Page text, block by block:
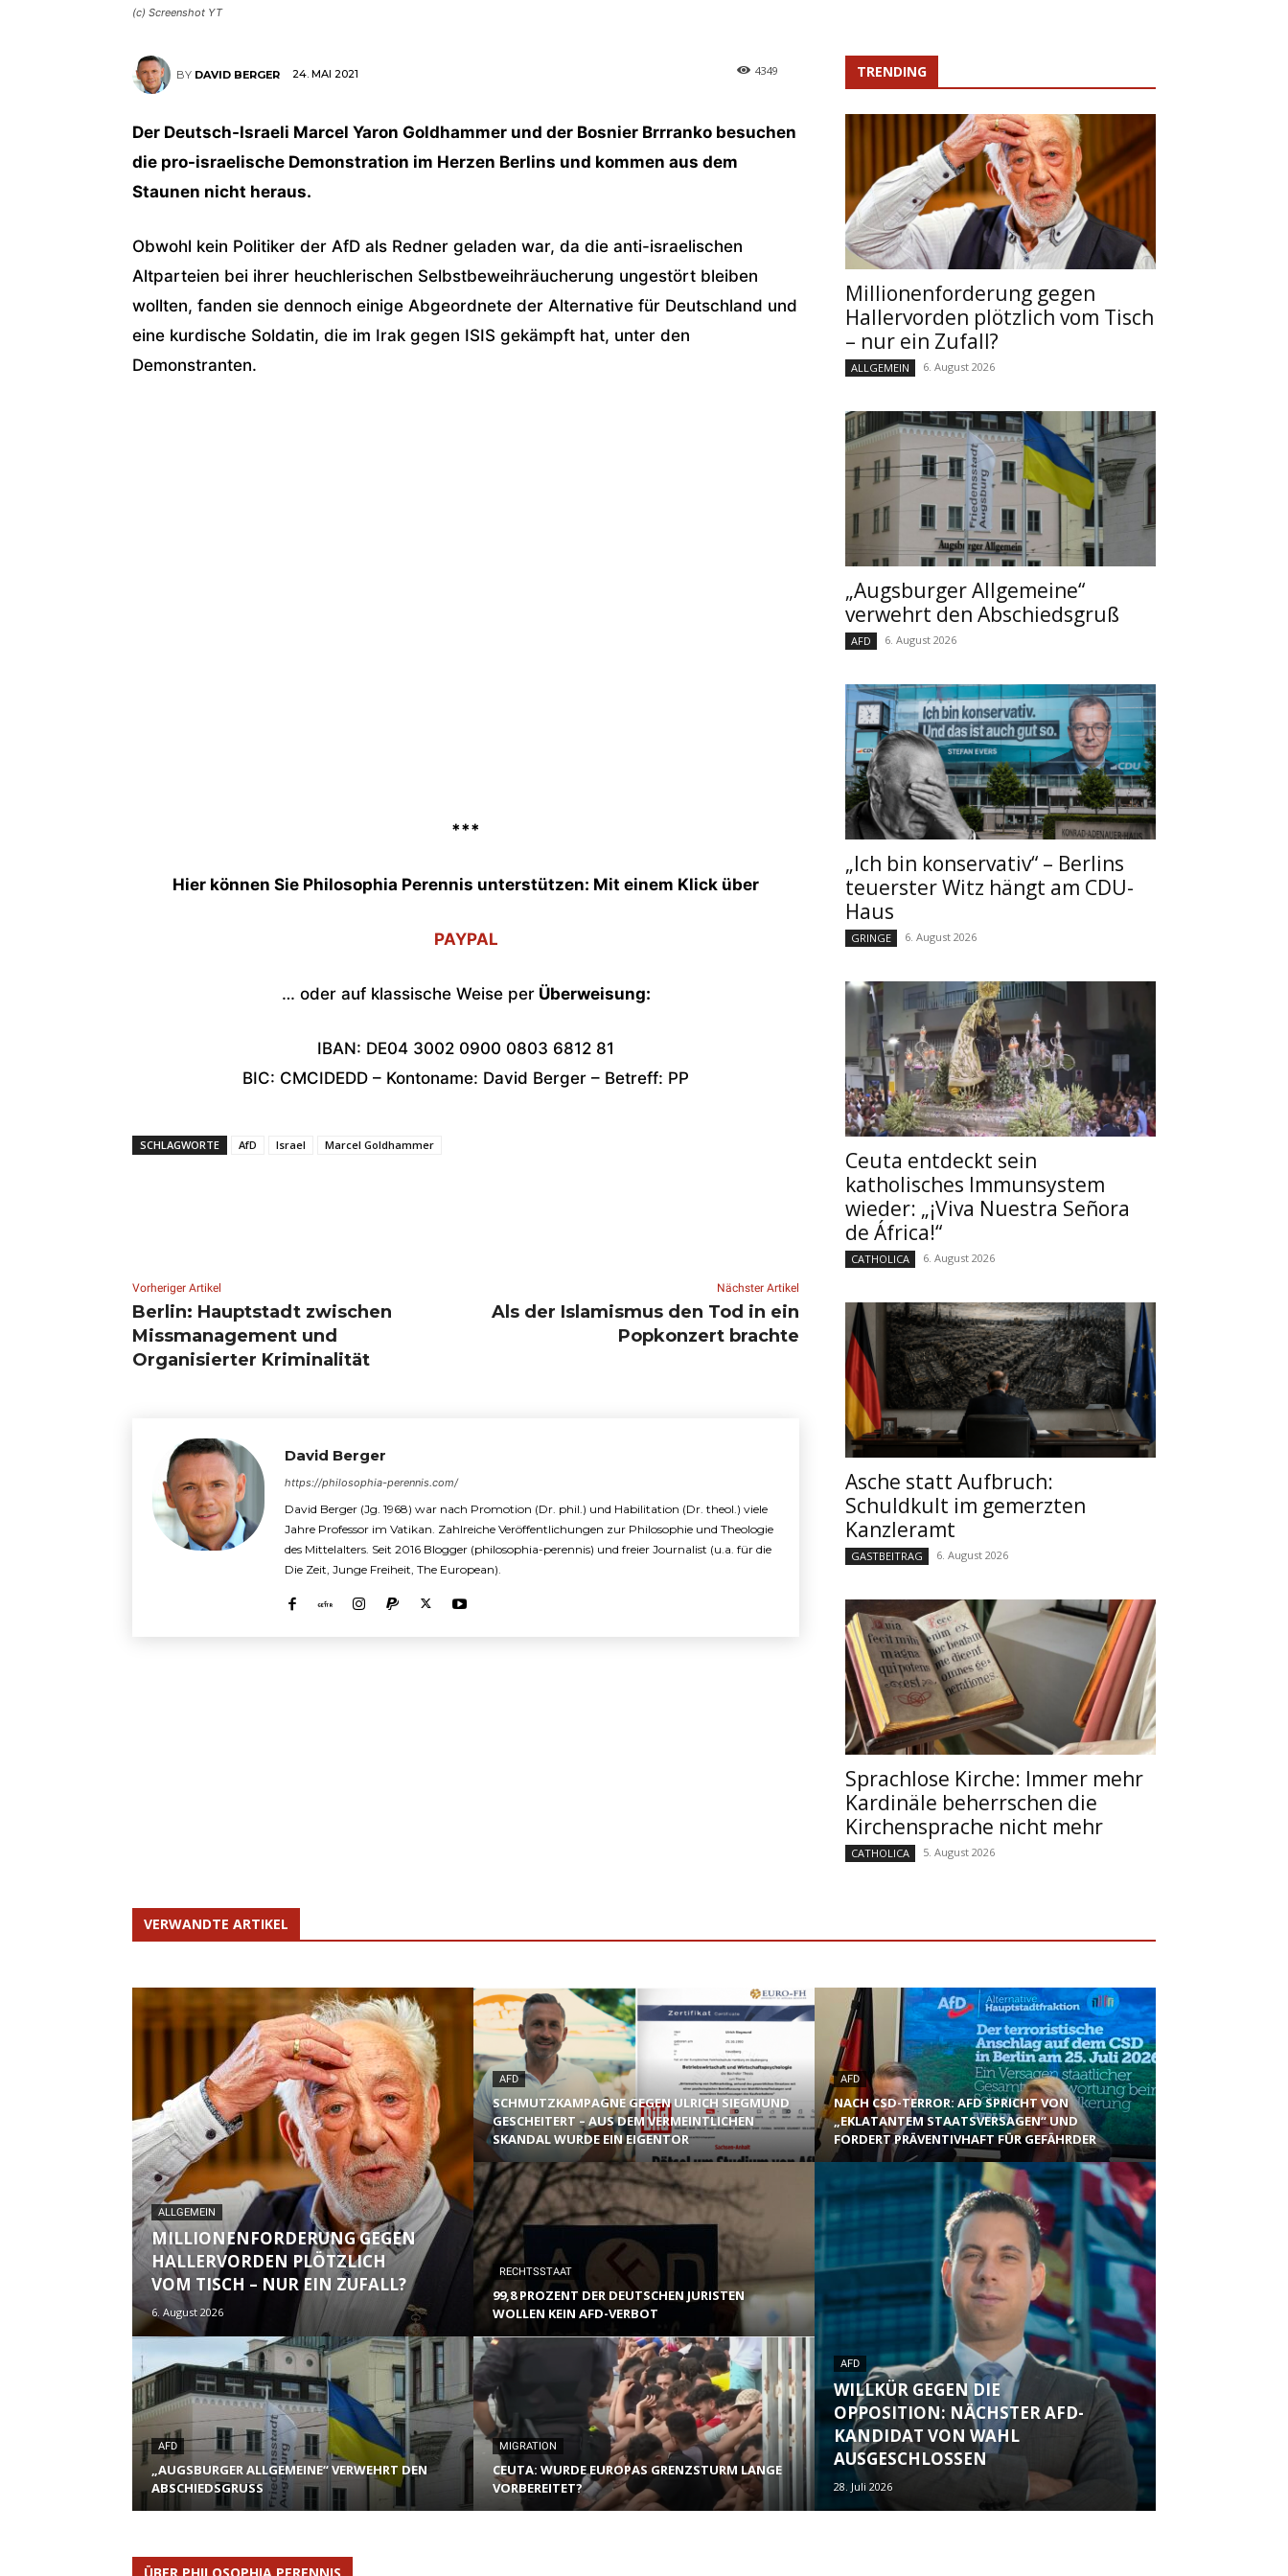
(c) Screenshot YT
BY DAVID BERGER 24. MAI 2021 4349
Der Deutsch-Israeli Marcel Yaron Goldhammer und der Bosnier Brrranko besuchen
die pro-israelische Demonstration im Herzen Berlins und kommen aus dem
Staunen nicht heraus.
Obwohl kein Politiker der AfD als Redner geladen war, da die anti-israelischen
Altparteien bei ihrer heuchlerischen Selbstbeweihräucherung ungestört bleiben
wollten, fanden sie dennoch einige Abgeordnete der Alternative für Deutschland und
eine kurdische Soldatin, die im Irak gegen ISIS gekämpft hat, unter den
Demonstranten.
***
Hier können Sie Philosophia Perennis unterstützen: Mit einem Klick über
PAYPAL
… oder auf klassische Weise perÜberweisung:
IBAN: DE04 3002 0900 0803 6812 81
BIC: CMCIDEDD – Kontoname: David Berger – Betreff: PP
SCHLAGWORTE AfD Israel Marcel Goldhammer
Vorheriger Artikel
Berlin: Hauptstadt zwischen
Missmanagement und
Organisierter Kriminalität
Nächster Artikel
Als der Islamismus den Tod in ein
Popkonzert brachte
David Berger
https://philosophia-perennis.com/
David Berger (Jg. 1968) war nach Promotion (Dr. phil.) und Habilitation (Dr. theol.) viele
Jahre Professor im Vatikan. Zahlreiche Veröffentlichungen zur Philosophie und Theologie
des Mittelalters. Seit 2016 Blogger (philosophia-perennis) und freier Journalist (u.a. für die
Die Zeit, Junge Freiheit, The European).
TRENDING
Millionenforderung gegen
Hallervorden plötzlich vom Tisch
– nur ein Zufall?
ALLGEMEIN 6. August 2026
„Augsburger Allgemeine“
verwehrt den Abschiedsgruß
AFD 6. August 2026
„Ich bin konservativ“ – Berlins
teuerster Witz hängt am CDU-
Haus
GRINGE 6. August 2026
Ceuta entdeckt sein
katholisches Immunsystem
wieder: „¡Viva Nuestra Señora
de África!“
CATHOLICA 6. August 2026
Asche statt Aufbruch:
Schuldkult im gemerzten
Kanzleramt
GASTBEITRAG 6. August 2026
Sprachlose Kirche: Immer mehr
Kardinäle beherrschen die
Kirchensprache nicht mehr
CATHOLICA 5. August 2026
VERWANDTE ARTIKEL
ALLGEMEIN
MILLIONENFORDERUNG GEGEN
HALLERVORDEN PLÖTZLICH
VOM TISCH – NUR EIN ZUFALL?
6. August 2026
AFD
„AUGSBURGER ALLGEMEINE“ VERWEHRT DEN
ABSCHIEDSGRUSS
AFD
SCHMUTZKAMPAGNE GEGEN ULRICH SIEGMUND
GESCHEITERT – AUS DEM VERMEINTLICHEN
SKANDAL WURDE EIN EIGENTOR
RECHTSSTAAT
99,8 PROZENT DER DEUTSCHEN JURISTEN
WOLLEN KEIN AFD-VERBOT
MIGRATION
CEUTA: WURDE EUROPAS GRENZSTURM LANGE
VORBEREITET?
AFD
NACH CSD-TERROR: AFD SPRICHT VON
„EKLATANTEM STAATSVERSAGEN“ UND
FORDERT PRÄVENTIVHAFT FÜR GEFÄHRDER
AFD
WILLKÜR GEGEN DIE
OPPOSITION: NÄCHSTER AFD-
KANDIDAT VON WAHL
AUSGESCHLOSSEN
28. Juli 2026
ÜBER PHILOSOPHIA PERENNIS